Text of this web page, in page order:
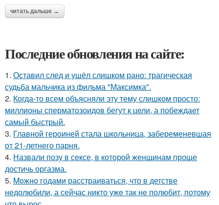
читать дальше →
Последние обновления на сайте:
1. Оставил след и ушёл слишком рано: трагическая
судьба мальчика из фильма "Максимка".
2. Когда-то всем объясняли эту тему слишком просто:
миллионы сперматозоидов бегут к цели, а побеждает
самый быстрый.
3. Главной героиней стала школьница, забеременевшая
от 21-летнего парня.
4. Назвали позу в сексе, в которой женщинам проще
достичь оргазма.
5. Moжнo годами расстраиваться, что в детстве
недолюбили, а сейчас никто уже так не полюбит, потому